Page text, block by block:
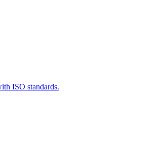
ISO standards.